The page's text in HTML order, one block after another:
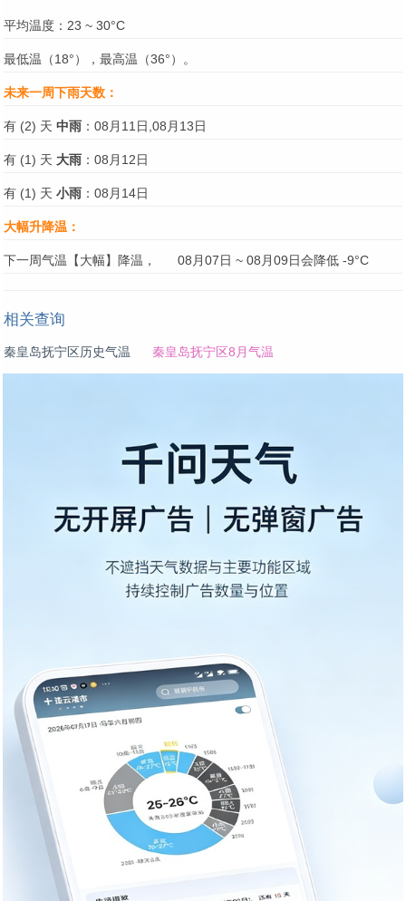
平均温度：23 ~ 30°C
最低温（18°），最高温（36°）。
未来一周下雨天数：
有 (2) 天 中雨 ：08月11日,08月13日
有 (1) 天 大雨 ：08月12日
有 (1) 天 小雨 ：08月14日
大幅升降温：
下一周气温【大幅】降温， 08月07日 ~ 08月09日会降低 -9°C
相关查询
秦皇岛抚宁区历史气温 秦皇岛抚宁区8月气温